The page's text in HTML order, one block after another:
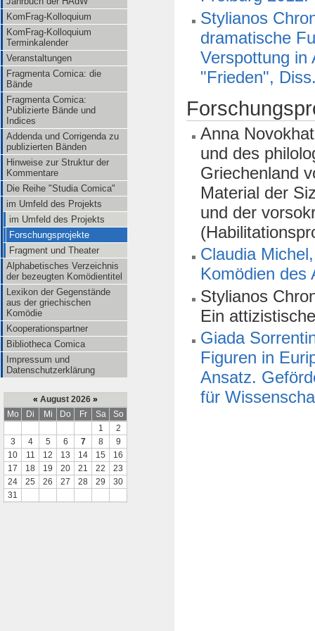
KomFrag-Kolloquium
KomFrag-Kolloquium
Terminkalender
Veranstaltungen
Fragmenta Comica: die
Bände
Fragmenta Comica:
Publizierte Bände und
Indices
Addenda und Corrigenda zu
publizierten Bänden
Hinweise zur Struktur der
Kommentare
Die Reihe "Studia Comica"
im Umfeld des Projekts
im Umfeld des Projekts
Forschungsprojekte
Fragment und Theater
Alphabetisches Verzeichnis
der bezeugten Komödientitel
Lexikon der Gegenstände
aus der griechischen
Komödie
Kooperationspartner
Bibliotheca Comica
Impressum und
Datenschutzerklärung
« August 2026 »
Mo
Di Mi Do Fr Sa
So
1
2
3
4 5 6 7 8
9
10
11 12 13 14 15
16
17
18 19 20 21 22
23
24
25 26 27 28 29
30
31
Stylianos
dramatische
Verspottung in
"Frieden",
Anna
und des
Griechenland
Material der
und der
Claudia
Komödien des
Stylianos
Ein
Giada
Figuren in
Ansatz.
für